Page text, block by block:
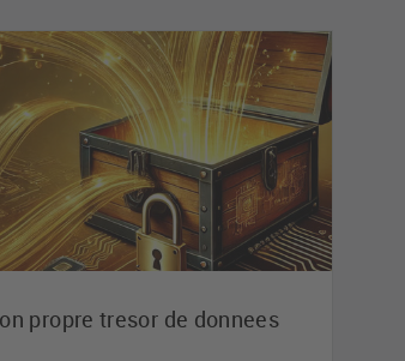
propre tresor de donnees